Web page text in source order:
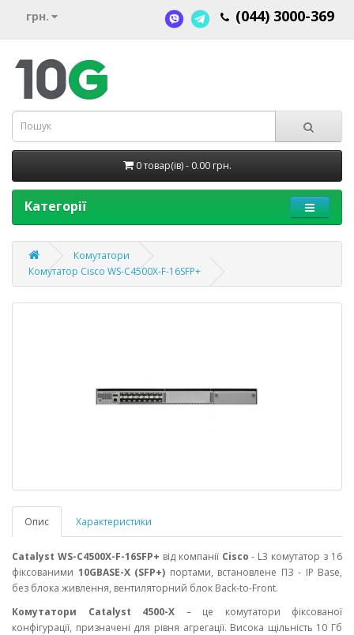
грн. (044) 3000-369
0 товар(ів) - 0.00 грн.
Категорії
Комутатори
Комутатор Cisco WS-C4500X-F-16SFP+
Опис Характеристики
Catalyst WS-C4500X-F-16SFP+ від компанії Cisco - L3 комутатор з 16
фіксованими 10GBASE-X (SFP+) портами, встановлене ПЗ - IP Base,
без блока живлення, вентиляторний блок Back-to-Front.
Комутатори Catalyst 4500-X – це комутатори фіксованої
конфігурації, призначені для рівня агрегації. Висока щільність 10 Гб